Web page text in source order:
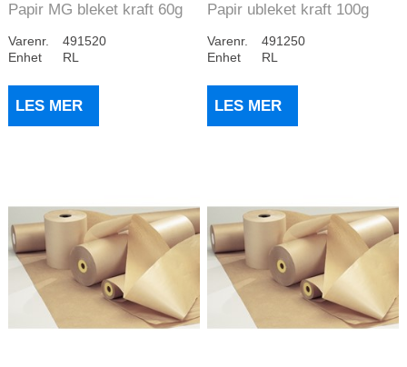
Papir MG bleket kraft 60g
Varenr.
491520
Enhet
RL
LES MER
Papir ubleket kraft 100g
Varenr.
491250
Enhet
RL
LES MER